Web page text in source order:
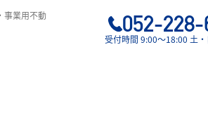
事業用不動
052-228-
受付時間 9:00〜18:00 土